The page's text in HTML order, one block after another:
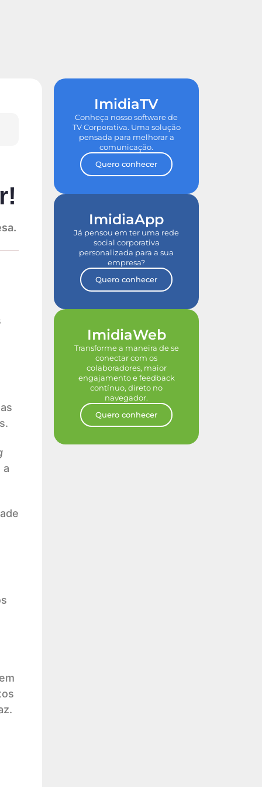
a
ImidiaTV
Conheça nosso software de
TV Corporativa. Uma solução
pensada para melhorar a
comunicação.
Quero conhecer
ImidiaApp
Já pensou em ter uma rede
social corporativa
personalizada para a sua
empresa?
Quero conhecer
ImidiaWeb
Transforme a maneira de se
conectar com os
colaboradores, maior
engajamento e feedback
contínuo, direto no
navegador.
Quero conhecer